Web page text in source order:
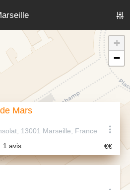
Mars
13001 Marseille, France
1 avis
+
−